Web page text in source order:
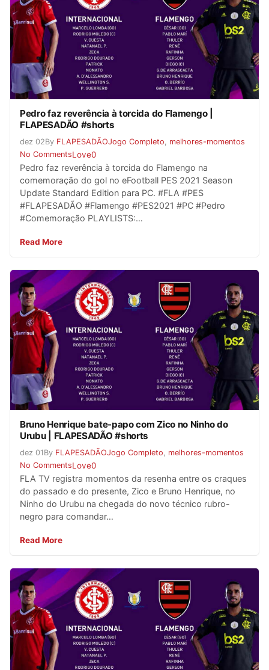
Pedro faz reverência à torcida do Flamengo |
FLAPESADÃO #shorts
dez 02By FLAPESADÃOJogo Completo
melhores-momentos
No CommentsLove0
Pedro faz reverência à torcida do Flamengo na
comemoração do gol no eFootball PES 2021 Season
Update Standard Edition para PC. #FLA #PES
#FLAPESADÃO #Flamengo #PES2021 #PC #Pedro
#Comemoração PLAYLISTS:…
Read More
Bruno Henrique bate-papo com Zico no Ninho do
Urubu | FLAPESADÃO #shorts
dez 01 By FLAPESADÃOJogo Completo
melhores-momentos
No CommentsLove0
FLA TV registra momentos da resenha entre os craques
do passado e do presente, Zico e Bruno Henrique, no
Ninho do Urubu na chegada do novo técnico rubro-
negro para comandar…
Read More